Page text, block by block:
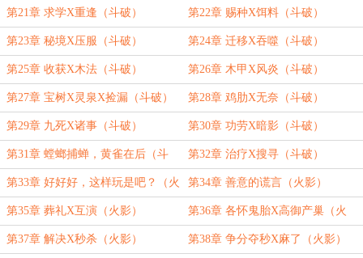
第21章 求学X重逢（斗破） 第22章 赐种X饵料（斗破）
第23章 秘境X压服（斗破） 第24章 迁移X吞噬（斗破）
第25章 收获X木法（斗破） 第26章 木甲X风炎（斗破）
第27章 宝树X灵泉X捡漏（斗破） 第28章 鸡肋X无奈（斗破）
第29章 九死X诸事（斗破） 第30章 功劳X暗影（斗破）
第31章 螳螂捕蝉，黄雀在后（斗
破）
第32章 治疗X搜寻（斗破）
第33章 好好好，这样玩是吧？（火
影）
第34章 善意的谎言（火影）
第35章 葬礼X互演（火影） 第36章 各怀鬼胎X高御产巢（火
影）
第37章 解决X秒杀（火影） 第38章 争分夺秒X麻了（火影）